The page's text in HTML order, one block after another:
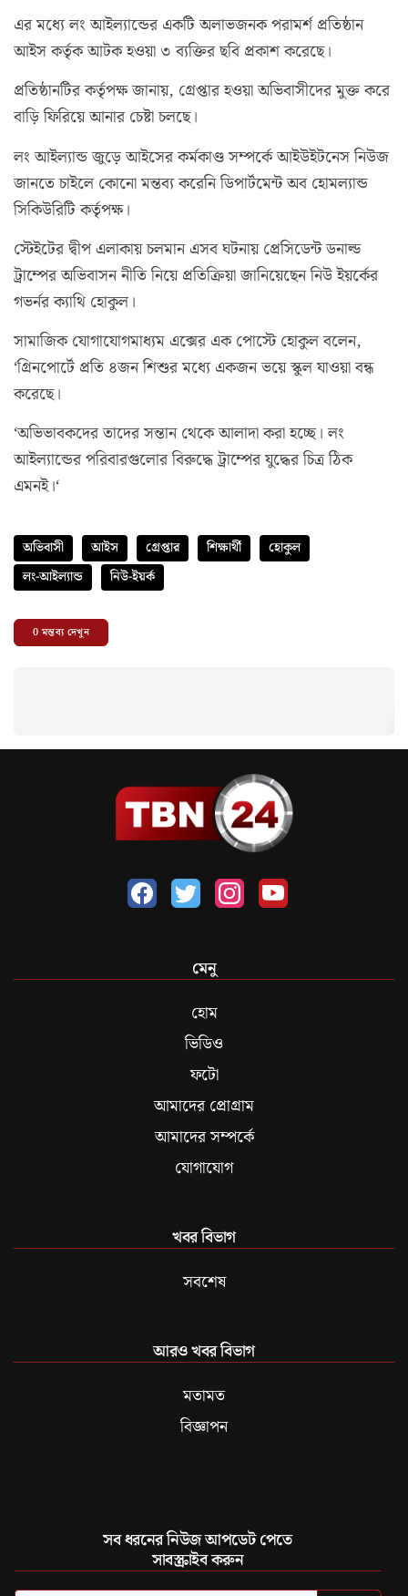
এর মধ্যে লং আইল্যান্ডের একটি অলাভজনক পরামর্শ প্রতিষ্ঠান
আইস কর্তৃক আটক হওয়া ৩ ব্যক্তির ছবি প্রকাশ করেছে।
প্রতিষ্ঠানটির কর্তৃপক্ষ জানায়, গ্রেপ্তার হওয়া অভিবাসীদের মুক্ত করে
বাড়ি ফিরিয়ে আনার চেষ্টা চলছে।
লং আইল্যান্ড জুড়ে আইসের কর্মকাণ্ড সম্পর্কে আইউইটনেস নিউজ
জানতে চাইলে কোনো মন্তব্য করেনি ডিপার্টমেন্ট অব হোমল্যান্ড
সিকিউরিটি কর্তৃপক্ষ।
স্টেইটের দ্বীপ এলাকায় চলমান এসব ঘটনায় প্রেসিডেন্ট ডনাল্ড
ট্রাম্পের অভিবাসন নীতি নিয়ে প্রতিক্রিয়া জানিয়েছেন নিউ ইয়র্কের
গভর্নর ক্যাথি হোকুল।
সামাজিক যোগাযোগমাধ্যম এক্সের এক পোস্টে হোকুল বলেন,
‘গ্রিনপোর্টে প্রতি ৪জন শিশুর মধ্যে একজন ভয়ে স্কুল যাওয়া বন্ধ
করেছে।
‘অভিভাবকদের তাদের সন্তান থেকে আলাদা করা হচ্ছে। লং
আইল্যান্ডের পরিবারগুলোর বিরুদ্ধে ট্রাম্পের যুদ্ধের চিত্র ঠিক
এমনই।‘
অভিবাসী আইস গ্রেপ্তার শিক্ষার্থী
হোকুল
লং-আইল্যান্ড
নিউ-ইয়র্ক
0মন্তব্য দেখুন
মেনু
হোম
ভিডিও
ফটো
আমাদের প্রোগ্রাম
আমাদের সম্পর্কে
যোগাযোগ
খবর বিভাগ
সবশেষ
আরও খবর বিভাগ
মতামত
বিজ্ঞাপন
সব ধরনের নিউজ আপডেট পেতে
সাবস্ক্রাইব করুন